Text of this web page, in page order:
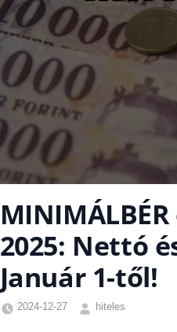
2025: Nettó
Január 1-től!
2024-12-27
hiteles